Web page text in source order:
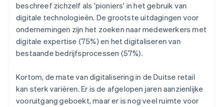
beschreef zichzelf als 'pioniers' in het gebruik van
digitale technologieën. De grootste uitdagingen voor
ondernemingen zijn het zoeken naar medewerkers met
digitale expertise (75%) en het digitaliseren van
bestaande bedrijfsprocessen (57%).
Kortom, de mate van digitalisering in de Duitse retail
kan sterk variëren. Er is de afgelopen jaren aanzienlijke
vooruitgang geboekt, maar er is nog veel ruimte voor